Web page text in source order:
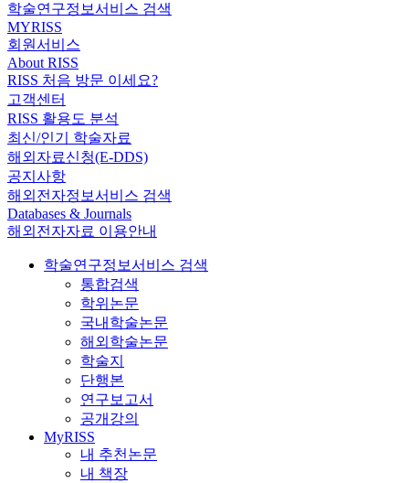
학술연구정보서비스 검색
MYRISS
회원서비스
About RISS
RISS 처음 방문 이세요?
고객센터
RISS 활용도 분석
최신/인기 학술자료
해외자료신청(E-DDS)
공지사항
해외전자정보서비스 검색
Databases & Journals
해외전자자료 이용안내
학술연구정보서비스 검색
통합검색
학위논문
국내학술논문
해외학술논문
학술지
단행본
연구보고서
공개강의
MyRISS
내 추천논문
내 책장